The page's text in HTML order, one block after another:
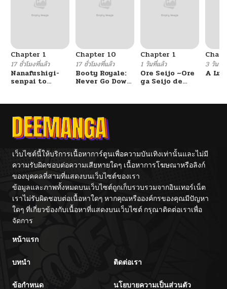
ตอนที่ 16 02/07/2026
ตอนที่ 15
ตอนที่ 14
ตอนที่ 13
ตอนที่ 12 02/07/2026
ตอนที่ 11.1 03/23/2026
ตอนที่ 11
ตอนที่ 10 02/07/2026
Chapter 1
17 ชั่วโมงที่แล้ว
Nanafushigi-
senpai to
Chapter 10
17 ชั่วโมงที่แล้ว
Booty Royale:
Never Go Down
Chapter 1
1 วันที่แล้ว
Ore Seijo ~Ore
ga Seijo de
Tag Otome
3 วันที่
A
เว็บไซต์นี้ให้บริการเนื้อหาการ์ตูนเพื่อความบันเทิงเท่านั้นและไม่มี
ความรับผิดชอบต่อความเสียหายใดๆ เนื้อหาการโฆษณาหรือลิงก์
ของบุคคลที่สามที่แสดงบนเว็บไซต์ของเรา
ข้อมูลและภาพทั้งหมดบนเว็บไซต์ถูกเก็บรวบรวมจากอินเทอร์เน็ต
เราไม่รับผิดชอบต่อเนื้อหาใดๆ หากคุณหรือองค์กรของคุณมีปัญหา
ใดๆ ที่เกี่ยวข้องกับเนื้อหาที่แสดงบนเว็บไซต์ กรุณาติดต่อเราเพื่อ
จัดการ
หน้าแรก
บทนำ ติดต่อเรา
ข้อกำหนด นโยบายความเป็นส่วนตัว